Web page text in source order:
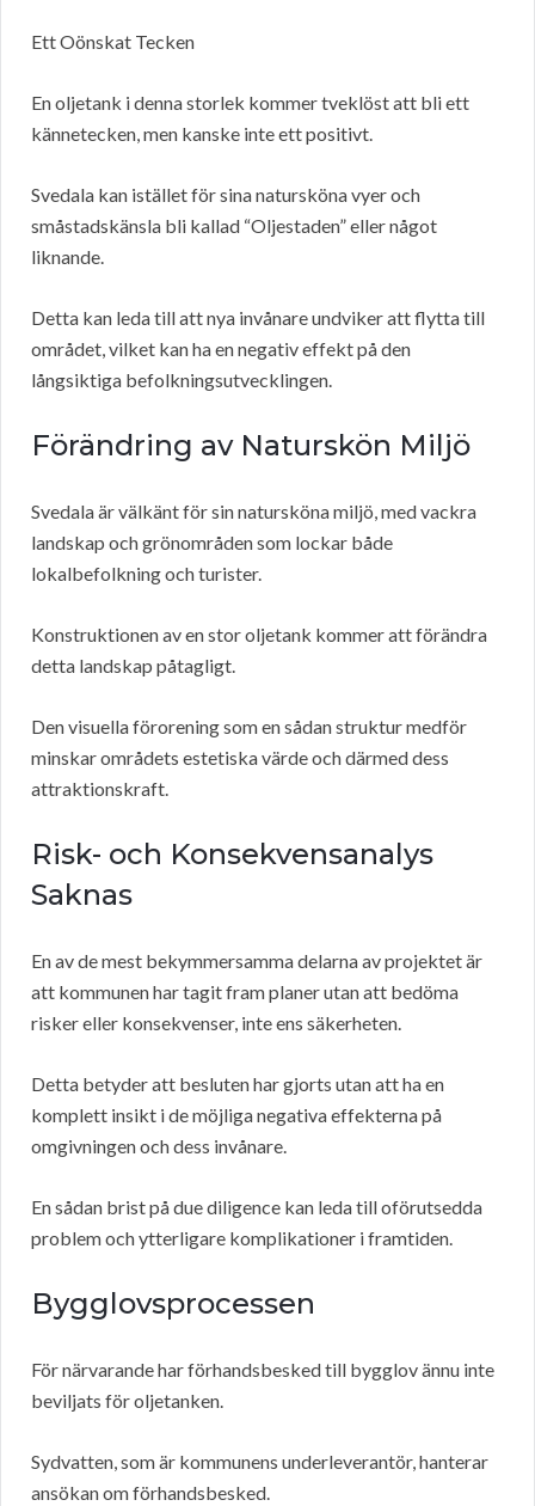
Ett Oönskat Tecken
En oljetank i denna storlek kommer tveklöst att bli ett
kännetecken, men kanske inte ett positivt.
Svedala kan istället för sina natursköna vyer och
småstadskänsla bli kallad “Oljestaden” eller något
liknande.
Detta kan leda till att nya invånare undviker att flytta till
området, vilket kan ha en negativ effekt på den
långsiktiga befolkningsutvecklingen.
Förändring av Naturskön Miljö
Svedala är välkänt för sin natursköna miljö, med vackra
landskap och grönområden som lockar både
lokalbefolkning och turister.
Konstruktionen av en stor oljetank kommer att förändra
detta landskap påtagligt.
Den visuella förorening som en sådan struktur medför
minskar områdets estetiska värde och därmed dess
attraktionskraft.
Risk- och Konsekvensanalys
Saknas
En av de mest bekymmersamma delarna av projektet är
att kommunen har tagit fram planer utan att bedöma
risker eller konsekvenser, inte ens säkerheten.
Detta betyder att besluten har gjorts utan att ha en
komplett insikt i de möjliga negativa effekterna på
omgivningen och dess invånare.
En sådan brist på due diligence kan leda till oförutsedda
problem och ytterligare komplikationer i framtiden.
Bygglovsprocessen
För närvarande har förhandsbesked till bygglov ännu inte
beviljats för oljetanken.
Sydvatten, som är kommunens underleverantör, hanterar
ansökan om förhandsbesked.